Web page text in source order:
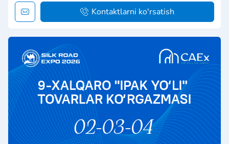
Kontaktlarni ko'rsatish